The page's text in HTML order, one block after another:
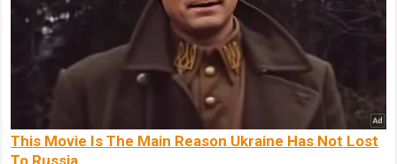
This Movie Is The Main Reason Ukraine Has Not Lost
To Russia